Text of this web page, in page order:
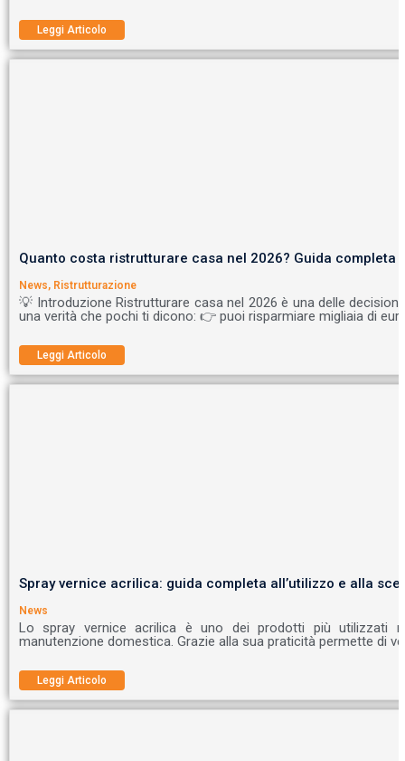
Leggi Articolo
Quanto costa ristrutturare casa nel 2026? Guida completa
News, Ristrutturazione
💡 Introduzione Ristrutturare casa nel 2026 è una delle
una verità che pochi ti dicono: 👉 puoi risparmiare migliaia di
Leggi Articolo
Spray vernice acrilica: guida completa all’utilizzo e alla
News
Lo spray vernice acrilica è uno dei prodotti più utilizzati
manutenzione domestica. Grazie alla sua praticità permette di
Leggi Articolo